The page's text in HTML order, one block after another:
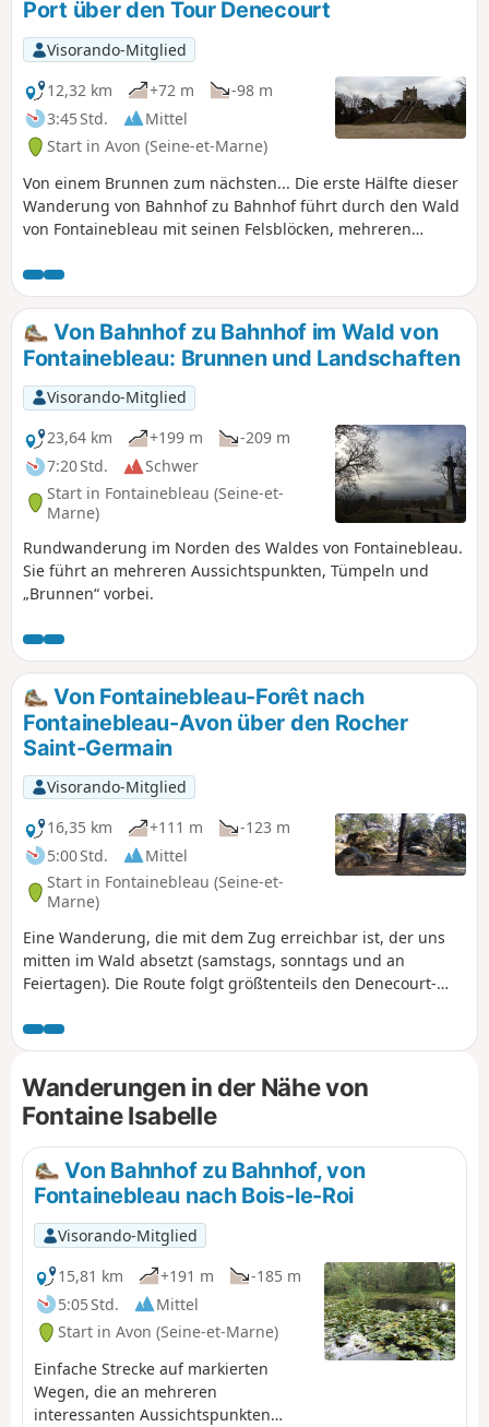
Port über den Tour Denecourt
Visorando-Mitglied
12,32 km
+72 m
-98 m
3:45 Std.
Mittel
Start in Avon (Seine-et-Marne)
Von einem Brunnen zum nächsten... Die erste Hälfte dieser
Wanderung von Bahnhof zu Bahnhof führt durch den Wald
von Fontainebleau mit seinen Felsblöcken, mehreren
einen weiten Ausblick bietet. Anschließend folgt man der
Seine, zunächst in Samois mit seinen zahlreichen
Binnenschiffen, dann am Waldrand entlang.
Von Bahnhof zu Bahnhof im Wald von
Fontainebleau: Brunnen und Landschaften
Visorando-Mitglied
23,64 km
+199 m
-209 m
7:20 Std.
Schwer
Start in Fontainebleau (Seine-et-
Marne)
Rundwanderung im Norden des Waldes von Fontainebleau.
Sie führt an mehreren Aussichtspunkten, Tümpeln und
„Brunnen“ vorbei.
Von Fontainebleau-Forêt nach
Fontainebleau-Avon über den Rocher
Saint-Germain
Visorando-Mitglied
16,35 km
+111 m
-123 m
5:00 Std.
Mittel
Start in Fontainebleau (Seine-et-
Marne)
Eine Wanderung, die mit dem Zug erreichbar ist, der uns
mitten im Wald absetzt (samstags, sonntags und an
Feiertagen). Die Route folgt größtenteils den Denecourt-
als „blaue Wege“ bezeichnet werden. Man schlängelt sich
durch das Unterholz, fernab der breiten Waldwege, und
windet sich zwischen den Felsen hindurch. Am Rocher
Cassepot gibt es zwei schöne Aussichtspunkte, von denen
aus man einen weiten Ausblick genießen kann. Am Ende
der Wanderung kommt man an mehreren Brunnen vorbei.
Wanderungen in der Nähe von
Fontaine Isabelle
Von Bahnhof zu Bahnhof, von
Fontainebleau nach Bois-le-Roi
Visorando-Mitglied
15,81 km
+191 m
-185 m
5:05 Std.
Mittel
Start in Avon (Seine-et-Marne)
Einfache Strecke auf markierten
Wegen, die an mehreren
interessanten Aussichtspunkten